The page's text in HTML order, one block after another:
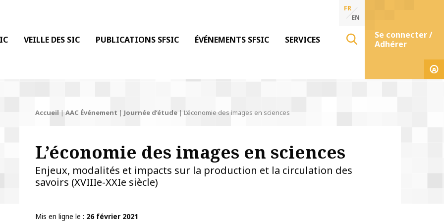
LA COMMUNICATION
VEILLE DES SIC PUBLICATIONS SFSIC ÉVÉNEMENTS SFSIC SERVICES
FR
EN
Se connecter /
Adhérer
Accueil | AAC Événement | Journée d’étude| L’économie des images en sciences
L’économie des images en sciences
Enjeux, modalités et impacts sur la production et la circulation des
savoirs (XVIIIe-XXIe siècle)
Mis en ligne le
26 février 2021